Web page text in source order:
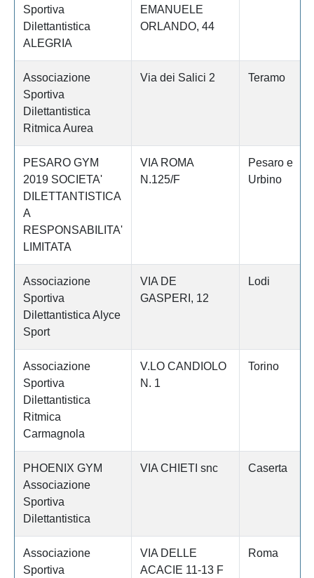
Sportiva
Dilettantistica
ALEGRIA
EMANUELE
ORLANDO, 44
Associazione
Sportiva
Dilettantistica
Ritmica Aurea
Via dei Salici 2 Teramo
PESARO GYM
2019 SOCIETA'
DILETTANTISTICA
A
RESPONSABILITA'
LIMITATA
VIA ROMA
N.125/F
Pesaro e
Urbino
Associazione
Sportiva
Dilettantistica Alyce
Sport
VIA DE
GASPERI, 12
Lodi
Associazione
Sportiva
Dilettantistica
Ritmica
Carmagnola
V.LO CANDIOLO
N. 1
Torino
PHOENIX GYM
Associazione
Sportiva
Dilettantistica
VIA CHIETI snc Caserta
Associazione
Sportiva
VIA DELLE
ACACIE 11-13 F
Roma